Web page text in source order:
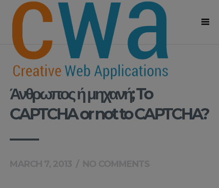
Άνθρωπος ή μηχανή; To
CAPTCHA or not to CAPTCHA?